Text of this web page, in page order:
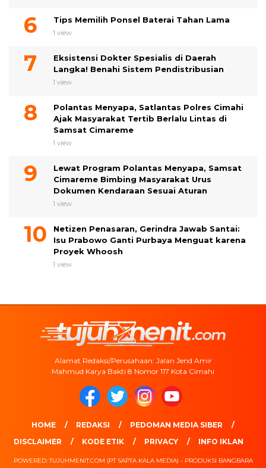
Tips Memilih Ponsel Baterai Tahan Lama
1 view
Eksistensi Dokter Spesialis di Daerah
Langka! Benahi Sistem Pendistribusian
1 view
Polantas Menyapa, Satlantas Polres Cimahi
Ajak Masyarakat Tertib Berlalu Lintas di
Samsat Cimareme
1 view
Lewat Program Polantas Menyapa, Samsat
Cimareme Bimbing Masyarakat Urus
Dokumen Kendaraan Sesuai Aturan
1 view
Netizen Penasaran, Gerindra Jawab Santai:
Isu Prabowo Ganti Purbaya Menguat karena
Proyek Whoosh
1 view
Alamat Redaksi/Perusahaan: Jalan Jend Amir
Mahmud Karya Bakti 8 Nomor 117 Kota Cimahi
HOME REDAKSI
PEDOMAN MEDIA SIBER
DISCLAIMER
KODE ETIK PRIVACY INFO IKLAN
POWERED: TUJUHMENIT.COM (PT SAPTA KALA MEDIA) - PRODUKSI BANGBARA